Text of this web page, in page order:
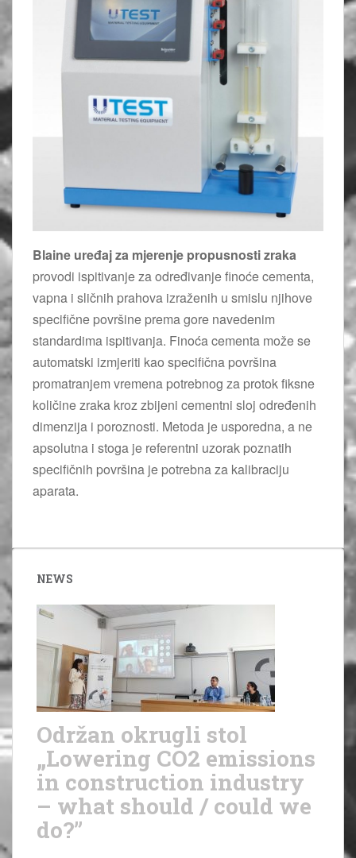
Blaine uređaj za mjerenje propusnosti zraka
provodi ispitivanje za određivanje finoće cementa,
vapna i sličnih prahova izraženih u smislu njihove
specifične površine prema gore navedenim
standardima ispitivanja. Finoća cementa može se
automatski izmjeriti kao specifična površina
promatranjem vremena potrebnog za protok fiksne
količine zraka kroz zbijeni cementni sloj određenih
dimenzija i poroznosti. Metoda je usporedna, a ne
apsolutna i stoga je referentni uzorak poznatih
specifičnih površina je potrebna za kalibraciju
aparata.
NEWS
Održan okrugli stol
„Lowering CO2 emissions
in construction industry
– what should / could we
do?”